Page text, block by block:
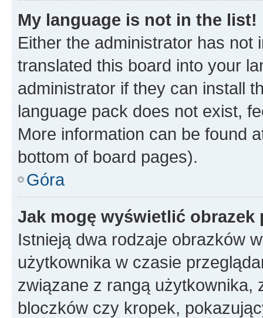
My language is not in the list!
Either the administrator has not
translated this board into your
administrator if they can install
language pack does not exist,
More information can be found
bottom of board pages).
Góra
Jak mogę wyświetlić
Istnieją dwa rodzaje obrazków
użytkownika w czasie
związane z rangą użytkownika,
bloczków czy kropek,